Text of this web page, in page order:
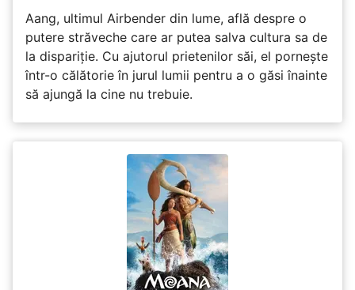
Aang, ultimul Airbender din lume, află despre o
putere străveche care ar putea salva cultura sa de
la dispariție. Cu ajutorul prietenilor săi, el pornește
într-o călătorie în jurul lumii pentru a o găsi înainte
să ajungă la cine nu trebuie.